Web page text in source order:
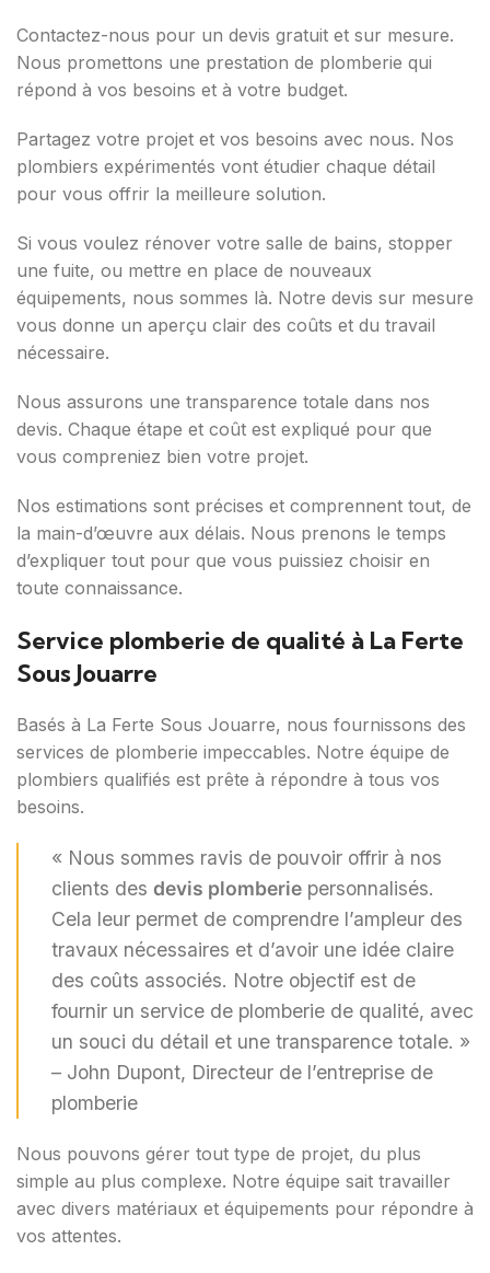
Contactez-nous pour un devis gratuit et sur mesure.
Nous promettons une prestation de plomberie qui
répond à vos besoins et à votre budget.
Partagez votre projet et vos besoins avec nous. Nos
plombiers expérimentés vont étudier chaque détail
pour vous offrir la meilleure solution.
Si vous voulez rénover votre salle de bains, stopper
une fuite, ou mettre en place de nouveaux
équipements, nous sommes là. Notre devis sur mesure
vous donne un aperçu clair des coûts et du travail
nécessaire.
Nous assurons une transparence totale dans nos
devis. Chaque étape et coût est expliqué pour que
vous compreniez bien votre projet.
Nos estimations sont précises et comprennent tout, de
la main-d’œuvre aux délais. Nous prenons le temps
d’expliquer tout pour que vous puissiez choisir en
toute connaissance.
Service plomberie de qualité à La Ferte
Sous Jouarre
Basés à La Ferte Sous Jouarre, nous fournissons des
services de plomberie impeccables. Notre équipe de
plombiers qualifiés est prête à répondre à tous vos
besoins.
« Nous sommes ravis de pouvoir offrir à nos
clients des devis plomberie personnalisés.
Cela leur permet de comprendre l’ampleur des
travaux nécessaires et d’avoir une idée claire
des coûts associés. Notre objectif est de
fournir un service de plomberie de qualité, avec
un souci du détail et une transparence totale. »
– John Dupont, Directeur de l’entreprise de
plomberie
Nous pouvons gérer tout type de projet, du plus
simple au plus complexe. Notre équipe sait travailler
avec divers matériaux et équipements pour répondre à
vos attentes.